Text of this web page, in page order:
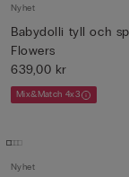
Nyhet
Babydolli tyll och
Flowers
639,00 kr
Mix&Match 4x3
Nyhet